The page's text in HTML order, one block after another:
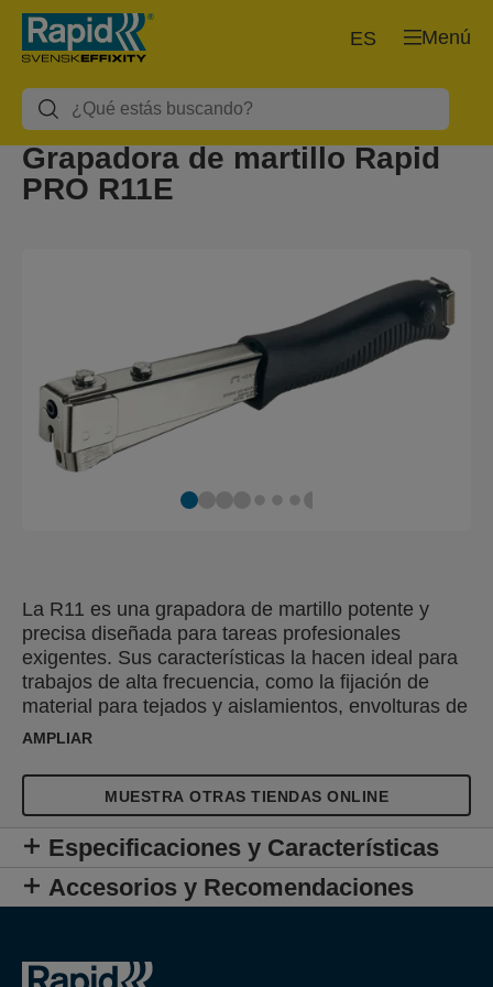
Menú
ES
Grapadora de martillo Rapid
PRO R11E
La R11 es una grapadora de martillo potente y
precisa diseñada para tareas profesionales
exigentes. Sus características la hacen ideal para
trabajos de alta frecuencia, como la fijación de
material para tejados y aislamientos, envolturas de
plástico y revestimientos antihumedad. Su
sola mano facilita el manejo y reduce la fatiga,
mientras que su construcción totalmente de acero
de alta resistencia garantiza la fiabilidad y prolonga
la vida útil.
AMPLIAR
MUESTRA OTRAS TIENDAS ONLINE
Especificaciones y Características
Accesorios y Recomendaciones